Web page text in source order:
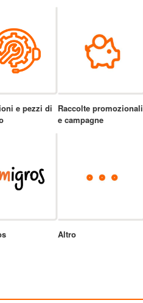
e pezzi di Raccolte promozionali
e campagne
Altro